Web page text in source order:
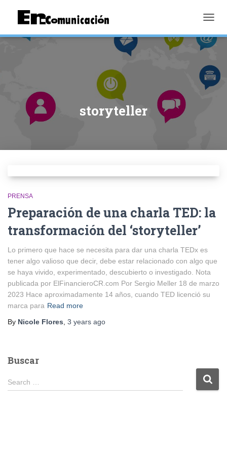
storyteller
PRENSA
Preparación de una charla TED: la
transformación del ‘storyteller’
Lo primero que hace se necesita para dar una charla TEDx es
tener algo valioso que decir, debe estar relacionado con algo que
se haya vivido, experimentado, descubierto o investigado. Nota
publicada por ElFinancieroCR.com Por Sergio Meller 18 de marzo
2023 Hace aproximadamente 14 años, cuando TED licenció su
marca para Read more
By Nicole Flores 3 years ago
Buscar
S
e
Search …